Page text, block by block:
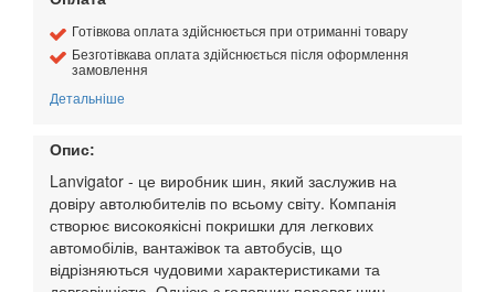
Готівкова оплата здійснюється при отриманні товару
Безготівкава оплата здійснюється після оформлення
замовлення
Детальніше
Опис:
Lanvigator - це виробник шин, який заслужив на
довіру автолюбителів по всьому світу. Компанія
створює високоякісні покришки для легкових
автомобілів, вантажівок та автобусів, що
відрізняються чудовими характеристиками та